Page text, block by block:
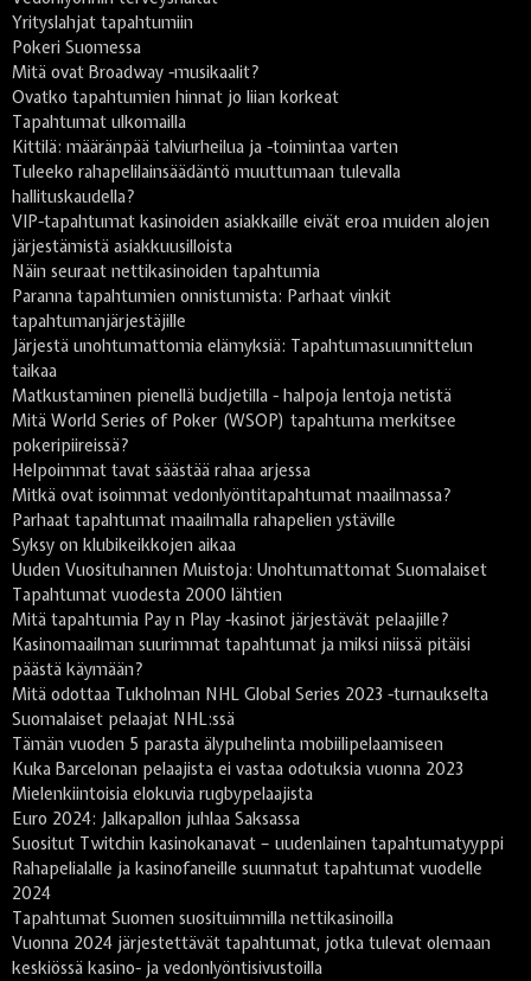
Yrityslahjat tapahtumiin
Pokeri Suomessa
Mitä ovat Broadway -musikaalit?
Ovatko tapahtumien hinnat jo liian korkeat
Tapahtumat ulkomailla
Kittilä: määränpää talviurheilua ja -toimintaa varten
Tuleeko rahapelilainsäädäntö muuttumaan tulevalla
hallituskaudella?
VIP-tapahtumat kasinoiden asiakkaille eivät eroa muiden alojen
järjestämistä asiakkuusilloista
Näin seuraat nettikasinoiden tapahtumia
Paranna tapahtumien onnistumista: Parhaat vinkit
tapahtumanjärjestäjille
Järjestä unohtumattomia elämyksiä: Tapahtumasuunnittelun
taikaa
Matkustaminen pienellä budjetilla - halpoja lentoja netistä
Mitä World Series of Poker (WSOP) tapahtuma merkitsee
pokeripiireissä?
Helpoimmat tavat säästää rahaa arjessa
Mitkä ovat isoimmat vedonlyöntitapahtumat maailmassa?
Parhaat tapahtumat maailmalla rahapelien ystäville
Syksy on klubikeikkojen aikaa
Uuden Vuosituhannen Muistoja: Unohtumattomat Suomalaiset
Tapahtumat vuodesta 2000 lähtien
Mitä tapahtumia Pay n Play -kasinot järjestävät pelaajille?
Kasinomaailman suurimmat tapahtumat ja miksi niissä pitäisi
päästä käymään?
Mitä odottaa Tukholman NHL Global Series 2023 -turnaukselta
Suomalaiset pelaajat NHL:ssä
Tämän vuoden 5 parasta älypuhelinta mobiilipelaamiseen
Kuka Barcelonan pelaajista ei vastaa odotuksia vuonna 2023
Mielenkiintoisia elokuvia rugbypelaajista
Euro 2024: Jalkapallon juhlaa Saksassa
Suositut Twitchin kasinokanavat – uudenlainen tapahtumatyyppi
Rahapelialalle ja kasinofaneille suunnatut tapahtumat vuodelle
2024
Tapahtumat Suomen suosituimmilla nettikasinoilla
Vuonna 2024 järjestettävät tapahtumat, jotka tulevat olemaan
keskiössä kasino- ja vedonlyöntisivustoilla